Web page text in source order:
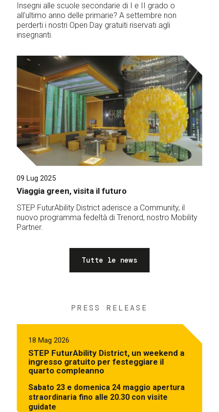
Insegni alle scuole secondarie di I e II grado o
all'ultimo anno delle primarie? A settembre non
perderti i nostri Open Day gratuiti riservati agli
insegnanti.
09 Lug 2025
Viaggia green, visita il futuro
STEP FuturAbility District aderisce a Community, il
nuovo programma fedeltà di Trenord, nostro Mobility
Partner.
Tutte le news
PRESS RELEASE
18 Mag 2026
STEP FuturAbility District, un weekend a
ingresso gratuito per festeggiare il
quarto compleanno
Sabato 23 e domenica 24 maggio apertura
straordinaria fino alle 20.30 con visite
guidate